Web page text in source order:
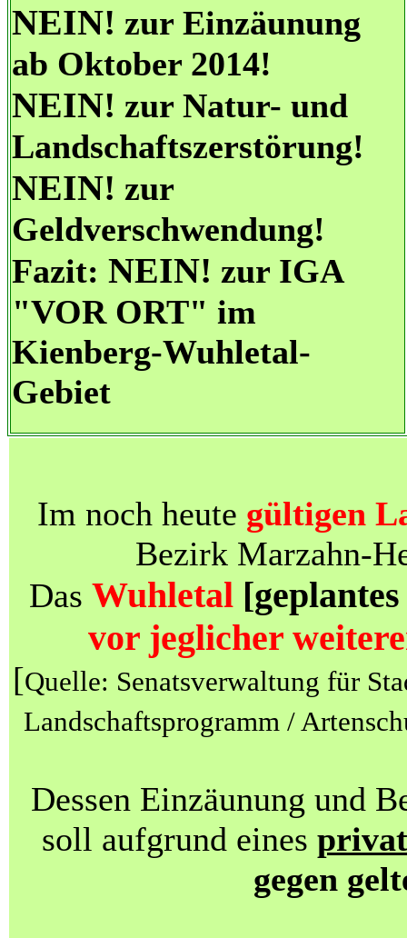
NEIN! zur Einzäunung
ab Oktober 2014!
NEIN! zur Natur- und
Landschaftszerstörung!
NEIN! zur
Geldverschwendung!
Fazit: NEIN! zur IGA
"VOR ORT" im
Kienberg-Wuhletal-
Gebiet
Im noch heute gültigen
Bezirk Marzahn-
Das Wuhletal
vor jeglicher
[Quelle: Senatsverwaltung für
Landschaftsprogramm /
Dessen Einzäunung und
soll aufgrund eines privat
gegen